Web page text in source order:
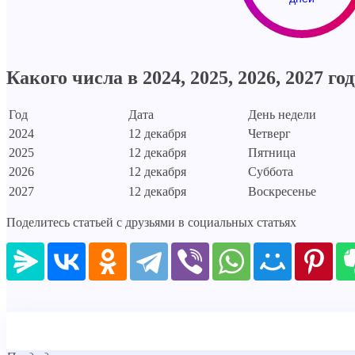
Какого числа в 2024, 2025, 2026, 2027
Год Дата
День недели
2024
12 декабря
Четверг
2025
12 декабря
Пятница
2026
12 декабря
Суббота
2027
12 декабря Воскресенье
Поделитесь статьей с друзьями в социальных статьях